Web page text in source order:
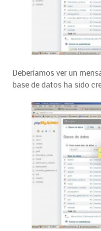
Deberíamos ver un
base de datos ha sido